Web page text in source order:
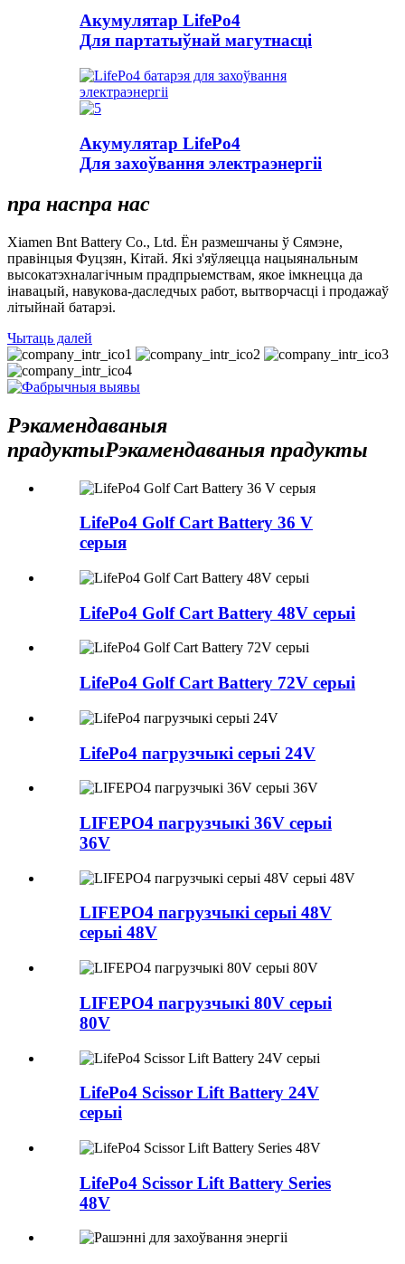
Акумулятар LifePo4
Для партатыўнай магутнасці
Акумулятар LifePo4
Для захоўвання электраэнергіі
пра наспра нас
Xiamen Bnt Battery Co., Ltd. Ён размешчаны ў Сямэне,
правінцыя Фуцзян, Кітай. Які з'яўляецца нацыянальным
высокатэхналагічным прадпрыемствам, якое імкнецца да
інавацый, навукова-даследчых работ, вытворчасці і продажаў
літыйнай батарэі.
Чытаць далей
Рэкамендаваныя
прадуктыРэкамендаваныя прадукты
LifePo4 Golf Cart Battery 36 V
серыя
LifePo4 Golf Cart Battery 48V серыі
LifePo4 Golf Cart Battery 72V серыі
LifePo4 пагрузчыкі серыі 24V
LIFEPO4 пагрузчыкі 36V серыі
36V
LIFEPO4 пагрузчыкі серыі 48V
серыі 48V
LIFEPO4 пагрузчыкі 80V серыі
80V
LifePo4 Scissor Lift Battery 24V
серыі
LifePo4 Scissor Lift Battery Series
48V